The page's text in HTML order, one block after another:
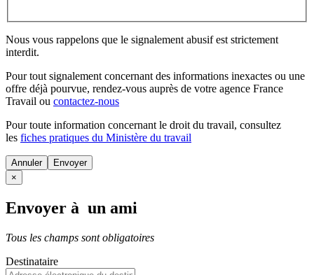
Nous vous rappelons que le signalement abusif est strictement
interdit.
Pour tout signalement concernant des informations inexactes ou une
offre déjà pourvue, rendez-vous auprès de votre agence France
Travail ou contactez-nous
Pour toute information concernant le droit du travail, consultez
les fiches pratiques du Ministère du travail
Annuler
×
Envoyer à un ami
Tous les champs sont obligatoires
Destinataire